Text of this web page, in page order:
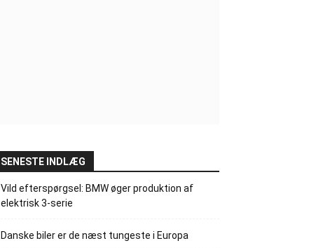
SENESTE INDLÆG
Vild efterspørgsel: BMW øger produktion af
elektrisk 3-serie
Danske biler er de næst tungeste i Europa